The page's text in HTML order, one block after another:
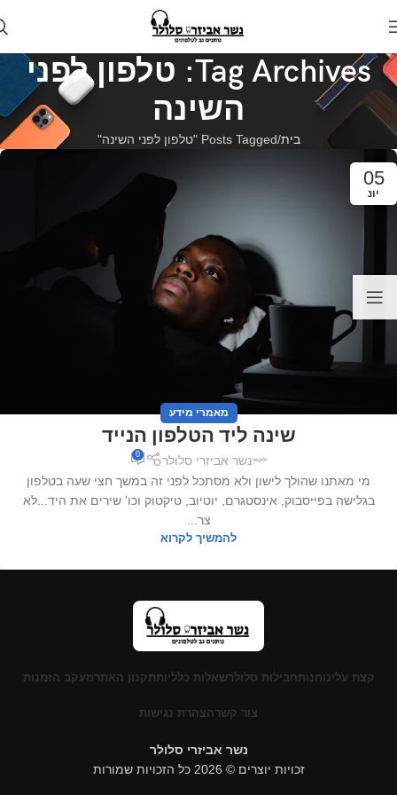
Tag Archives: טלפון לפני
השינה
בית Posts Tagged "טלפון לפני השינה"
05
יונ
מאמרי מידע
שינה ליד הטלפון הנייד
נשר אביזרי סלולר 0
מי מאתנו שהולך לישון ולא מסתכל לפני זה במשך חצי שעה בטלפון
בגלישה בפייסבוק, אינסטגרם, יוטיוב, טיקטוק וכו' שירים את היד...לא
צר...
להמשיך לקרוא
קצת עלינוחנותחבילות סלולרשאלות כלליותתקנון האתרמעקב הזמנות
צור קשרהצהרת נגישות
נשר אביזרי סלולר
זכויות יוצרים © 2026 כל הזכויות שמורות